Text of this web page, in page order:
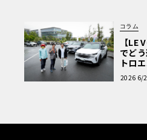
コラム
【LE
でど
トロ
読者一
2026 6/